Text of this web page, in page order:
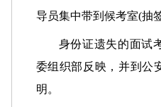
导员集中带到候考室(抽
身份证遗失的面试
委组织部反映，并到公
明。